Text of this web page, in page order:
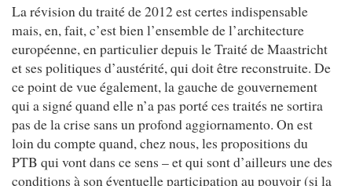
La révision du traité de 2012 est certes indispensable
mais, en, fait, c’est bien l’ensemble de l’architecture
européenne, en particulier depuis le Traité de Maastricht
et ses politiques d’austérité, qui doit être reconstruite. De
ce point de vue également, la gauche de gouvernement
qui a signé quand elle n’a pas porté ces traités ne sortira
pas de la crise sans un profond aggiornamento. On est
loin du compte quand, chez nous, les propositions du
PTB qui vont dans ce sens – et qui sont d’ailleurs une des
conditions à son éventuelle participation au pouvoir (si la